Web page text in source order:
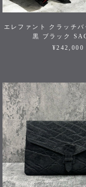
エレファント クラッチ
黒 ブラック
¥242,000